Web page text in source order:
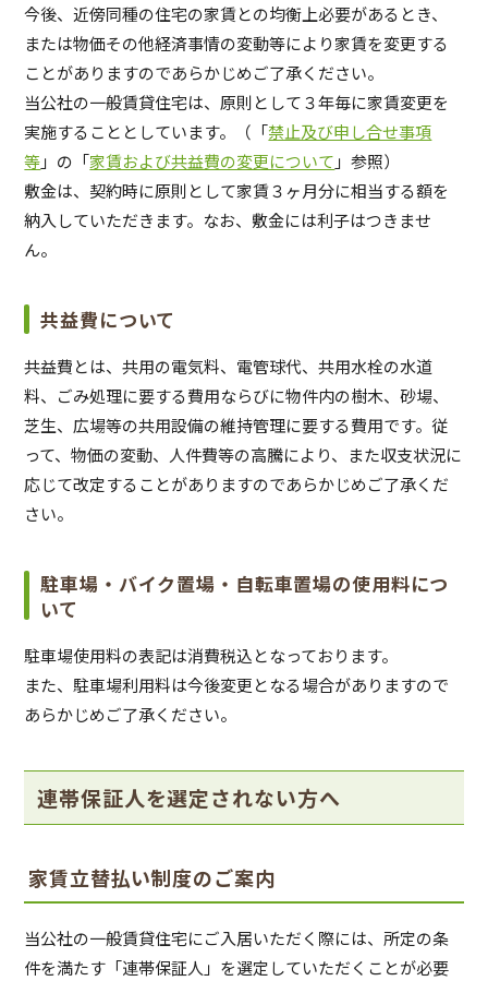
今後、近傍同種の住宅の家賃との均衡上必要があるとき、
または物価その他経済事情の変動等により家賃を変更する
ことがありますのであらかじめご了承ください。
当公社の一般賃貸住宅は、原則として３年毎に家賃変更を
実施することとしています。（「禁止及び申し合せ事項
等」の「家賃および共益費の変更について 」参照）
敷金は、契約時に原則として家賃３ヶ月分に相当する額を
納入していただきます。なお、敷金には利子はつきませ
ん。
共益費について
共益費とは、共用の電気料、電管球代、共用水栓の水道
料、ごみ処理に要する費用ならびに物件内の樹木、砂場、
芝生、広場等の共用設備の維持管理に要する費用です。従
って、物価の変動、人件費等の高騰により、また収支状況に
応じて改定することがありますのであらかじめご了承くだ
さい。
駐車場・バイク置場・自転車置場の使用料につ
いて
駐車場使用料の表記は消費税込となっております。
また、駐車場利用料は今後変更となる場合がありますので
あらかじめご了承ください。
連帯保証人を選定されない方へ
家賃立替払い制度のご案内
当公社の一般賃貸住宅にご入居いただく際には、所定の条
件を満たす「連帯保証人」を選定していただくことが必要